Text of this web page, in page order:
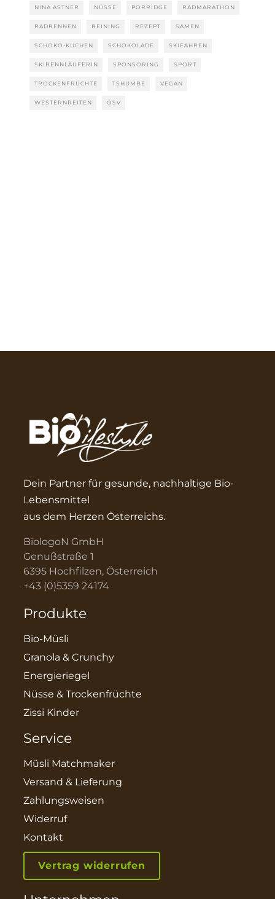
NINA ASTNER NÜSSE PORRIDGE RADMARATHON
RADRENNEN REINING REZEPT SAMEN
SCHOKO-KUCHEN SCHOKOLADE SKIFAHREN
SKIRENNLÄUFERIN SPONSORING SPORT
TROCKENFRÜCHTE TSHUMBE VEGAN
WESTERNREITEN ÖSV
Dein Partner für gesunde, nachhaltige Bio-
Lebensmittel
aus dem Herzen Österreichs.
BiologoN GmbH
Genußstraße 1
6395 Hochfilzen, Österreich
+43 (0)5359 24174
Produkte
Bio-Müsli
Granola & Crunchy
Energieriegel
Nüsse & Trockenfrüchte
Zissi Kinder
Service
Müsli Matchmaker
Versand & Lieferung
Zahlungsweisen
Widerruf
Kontakt
Vertrag widerrufen